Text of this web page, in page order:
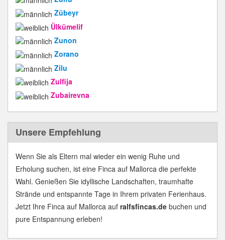
Zübeyr
Ülkümelif
Zunon
Zorano
Zilu
Zulfija
Zubairevna
Unsere Empfehlung
Wenn Sie als Eltern mal wieder ein wenig Ruhe und
Erholung suchen, ist eine Finca auf Mallorca die perfekte
Wahl. Genießen Sie idyllische Landschaften, traumhafte
Strände und entspannte Tage in Ihrem privaten Ferienhaus.
Jetzt Ihre Finca auf Mallorca auf ralfsfincas.de buchen und
pure Entspannung erleben!